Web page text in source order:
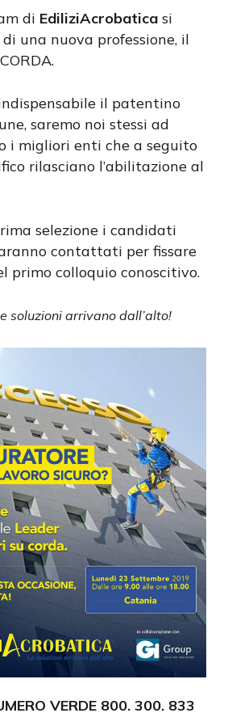
di EdiliziAcrobaticasi
una nuova professione, il
il patentino
saremo noi stessi ad
i migliori enti che a seguito
rilasciano l’abilitazione al
selezione i candidati
contattati per fissare
primo colloquio conoscitivo.
soluzioni arrivano dall’alto!
VERDE 800. 300. 833